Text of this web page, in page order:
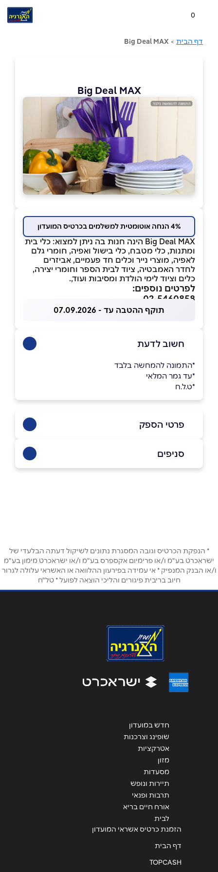
0
דף הבית >
Big Deal MAX
Big Deal MAX
4% הנחה אוטומטית למשלמים בכרטיס המועדון
Big Deal MAX הינה חנות בה ניתן למצוא: כלי בית
ומתנות, כלי מטבח, כלי בישול ואפיה, חומרי גלם
לאפיה, מוצרי נייר וכלים חד פעמיים, אביזרים
לחדר האמבטיה, ציוד לבית הספר וחומרי יצירה,
כלים וציוד לימי הולדת ומסיבות ועוד,.
לפרטים נוספים:
02-5460858
תוקף ההטבה עד - 07.09.2026
חשוב לדעת
*התמונה להמחשה בלבד
*עד גמר המלאי
*ט.ל.ח
פרטי הספק
אימייל*
*
סניפים
* הנפקת הכרטיס וגובה המסגרת נתונים לשיקול דעתה הבלעדי של
ישראכרט בע"מ ו/או פרימיום אקספרס בע"מ ו/או ישראכרט מימון בע"מ
ו/או הבנק המנפיק * אי עמידה בפירעון ההלוואה או האשראי עלולה לגרור
חיוב בריבית פיגורים והליכי הוצאה לפועל * טל"ח
חדש במועדון
שופינג וצרכנות
אטרקציות
מזון
מסעדות
תיירות ונופש
תרבות ופנאי
אורח חיים בריא
לבית
הזמנת כרטיס אשראי המועדון
דף הבית
TOPCASH